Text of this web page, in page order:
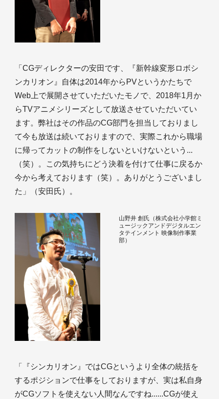
「CGディレクターの安田です、『新幹線変形ロボシ
ンカリオン』自体は2014年からPVというかたちで
Web上で展開させていただいたモノで、2018年1月か
らTVアニメシリーズとして放送させていただいてい
ます。弊社はその作品のCG部門を担当しておりまし
て今も放送は続いておりますので、実際これから職場
に帰ってカットの制作をしないといけないという...
（笑）。この気持ちにどう決着を付けて仕事に戻るか
今から考えております（笑）。ありがとうございまし
た」（安田氏）。
山野井 創氏（株式会社小学館ミ
ュージックアンドデジタルエン
タテインメント 映像制作事業
部）
「『シンカリオン』ではCGというより全体の統括を
するポジションで仕事をしておりますが、実は私自身
がCGソフトを使えない人間なんですね......CGが使え